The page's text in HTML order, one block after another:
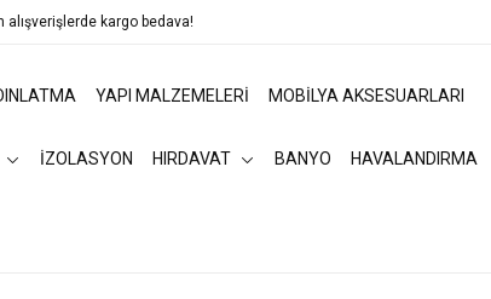
alışverişlerde kargo bedava!
YAPI MALZEMELERİ MOBİLYA AKSESUARLARI
İZOLASYON HIRDAVAT BANYO HAVALANDIRMA